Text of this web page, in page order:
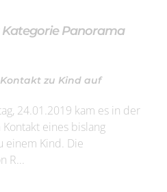
Panorama
zu Kind auf
24.01.2019 kam es in der
eines bislang
einem Kind. Die
R...